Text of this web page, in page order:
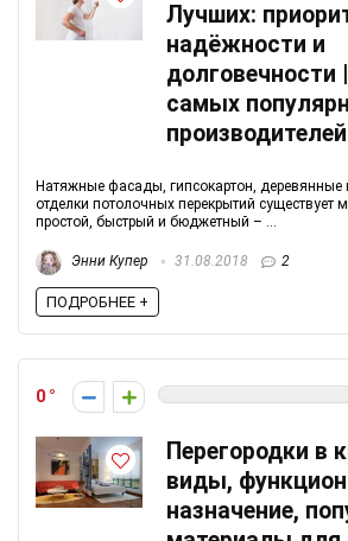
Лучших:
надёжности и
долговечности
самых
производителей
Натяжные фасады, гипсокартон, деревянные
отделки потолочных перекрытий
простой, быстрый и бюджетный – ...
Энни Купер 31.08.2018 2
ПОДРОБНЕЕ +
0
Перегородки в
виды,
назначение,